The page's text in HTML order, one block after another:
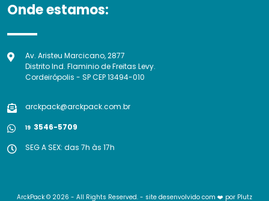
Onde estamos:
Av. Aristeu Marcicano, 2877
Distrito Ind. Flaminio de Freitas Levy.
Cordeirópolis - SP CEP 13494-010
arckpack@arckpack.com.br
19 3546-5709
SEG A SEX: das 7h às 17h
ArckPack © 2026 - All Rights Reserved. - site desenvolvido com ❤️ por Plutz